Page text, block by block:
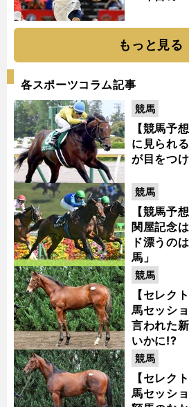
もっと見る
各スポーツコラム記事
【競馬予
に見られ
が目をつ
競馬
【競馬予
関屋記念
ド漂うの
馬」
競馬
【セレク
馬セッシ
言われた
いかに!?
競馬
【セレク
馬セッシ
競馬